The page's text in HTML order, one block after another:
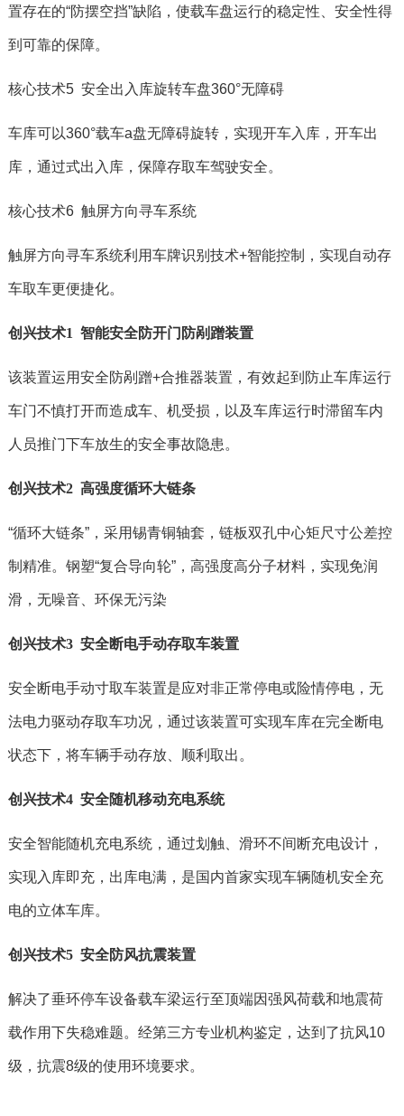
置存在的“防摆空挡”缺陷，使载车盘运行的稳定性、安全性得
到可靠的保障。
核心技术5 安全出入库旋转车盘360°无障碍
车库可以360°载车a盘无障碍旋转，实现开车入库，开车出
库，通过式出入库，保障存取车驾驶安全。
核心技术6 触屏方向寻车系统
触屏方向寻车系统利用车牌识别技术+智能控制，实现自动存
车取车更便捷化。
创兴技术1 智能安全防开门防剐蹭装置
该装置运用安全防剐蹭+合推器装置，有效起到防止车库运行
车门不慎打开而造成车、机受损，以及车库运行时滞留车内
人员推门下车放生的安全事故隐患。
创兴技术2 高强度循环大链条
“循环大链条”，采用锡青铜轴套，链板双孔中心矩尺寸公差控
制精准。钢塑“复合导向轮”，高强度高分子材料，实现免润
滑，无噪音、环保无污染
创兴技术3 安全断电手动存取车装置
安全断电手动寸取车装置是应对非正常停电或险情停电，无
法电力驱动存取车功况，通过该装置可实现车库在完全断电
状态下，将车辆手动存放、顺利取出。
创兴技术4 安全随机移动充电系统
安全智能随机充电系统，通过划触、滑环不间断充电设计，
实现入库即充，出库电满，是国内首家实现车辆随机安全充
电的立体车库。
创兴技术5 安全防风抗震装置
解决了垂环停车设备载车梁运行至顶端因强风荷载和地震荷
载作用下失稳难题。经第三方专业机构鉴定，达到了抗风10
级，抗震8级的使用环境要求。